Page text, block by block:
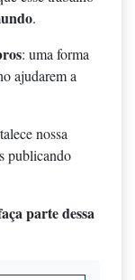
.
: uma forma
ajudarem a
nossa
publicando
parte dessa